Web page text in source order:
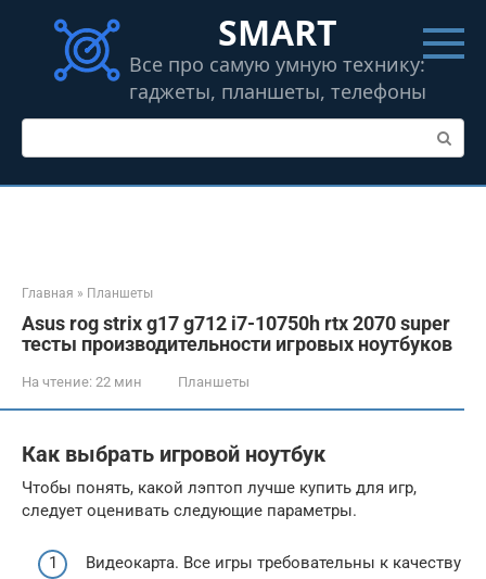
контенту
SMART
Все про самую умную технику:
гаджеты, планшеты, телефоны
Поиск:
Главная » Планшеты
Asus rog strix g17 g712 i7-10750h rtx 2070 super
тесты производительности игровых ноутбуков
На чтение: 22 мин Планшеты
Как выбрать игровой ноутбук
Чтобы понять, какой лэптоп лучше купить для игр,
следует оценивать следующие параметры.
Видеокарта. Все игры требовательны к качеству